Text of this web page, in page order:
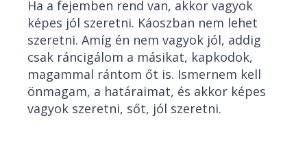
Ha a fejemben rend van, akkor vagyok
képes jól szeretni. Káoszban nem lehet
szeretni. Amíg én nem vagyok jól, addig
csak ráncigálom a másikat, kapkodok,
magammal rántom őt is. Ismernem kell
önmagam, a határaimat, és akkor képes
vagyok szeretni, sőt, jól szeretni.